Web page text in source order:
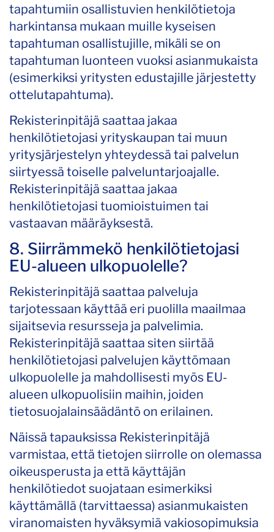
tapahtumiin osallistuvien henkilötietoja
harkintansa mukaan muille kyseisen
tapahtuman osallistujille, mikäli se on
tapahtuman luonteen vuoksi asianmukaista
(esimerkiksi yritysten edustajille järjestetty
ottelutapahtuma).
Rekisterinpitäjä saattaa jakaa
henkilötietojasi yrityskaupan tai muun
yritysjärjestelyn yhteydessä tai palvelun
siirtyessä toiselle palveluntarjoajalle.
Rekisterinpitäjä saattaa jakaa
henkilötietojasi tuomioistuimen tai
vastaavan määräyksestä.
8. Siirrämmekö henkilötietojasi
EU-alueen ulkopuolelle?
Rekisterinpitäjä saattaa palveluja
tarjotessaan käyttää eri puolilla maailmaa
sijaitsevia resursseja ja palvelimia.
Rekisterinpitäjä saattaa siten siirtää
henkilötietojasi palvelujen käyttömaan
ulkopuolelle ja mahdollisesti myös EU-
alueen ulkopuolisiin maihin, joiden
tietosuojalainsäädäntö on erilainen.
Näissä tapauksissa Rekisterinpitäjä
varmistaa, että tietojen siirrolle on olemassa
oikeusperusta ja että käyttäjän
henkilötiedot suojataan esimerkiksi
käyttämällä (tarvittaessa) asianmukaisten
viranomaisten hyväksymiä vakiosopimuksia